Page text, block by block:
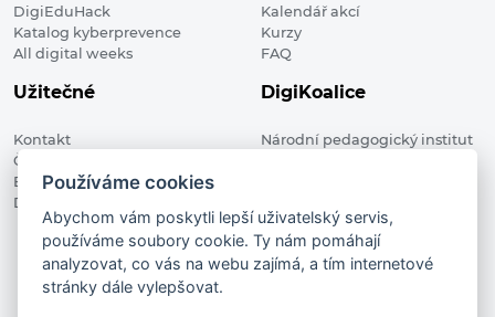
DigiEduHack
Katalog kyberprevence
All digital weeks
Kalendář akcí
Kurzy
FAQ
Užitečné
Kontakt
Členské organizace
Blog
Digitalizace ve vzdělávání
DigiKoalice
Národní pedagogický institut
DigiKoalice 2021. All rights reserved
Vstup do administrace
Používáme cookies
Abychom vám poskytli lepší uživatelský servis,
používáme soubory cookie. Ty nám pomáhají
analyzovat, co vás na webu zajímá, a tím internetové
stránky dále vylepšovat.